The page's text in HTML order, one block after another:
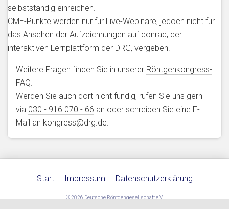
selbstständig einreichen.
CME-Punkte werden nur für Live-Webinare, jedoch nicht für
das Ansehen der Aufzeichnungen auf conrad, der
interaktiven Lernplattform der DRG, vergeben.
Weitere Fragen finden Sie in unserer Röntgenkongress-
FAQ.
Werden Sie auch dort nicht fündig, rufen Sie uns gern
via 030 - 916 070 - 66 an oder schreiben Sie eine E-
Mail an kongress@drg.de.
Start Impressum Datenschutzerklärung
© 2026 Deutsche Röntgengesellschaft e.V.